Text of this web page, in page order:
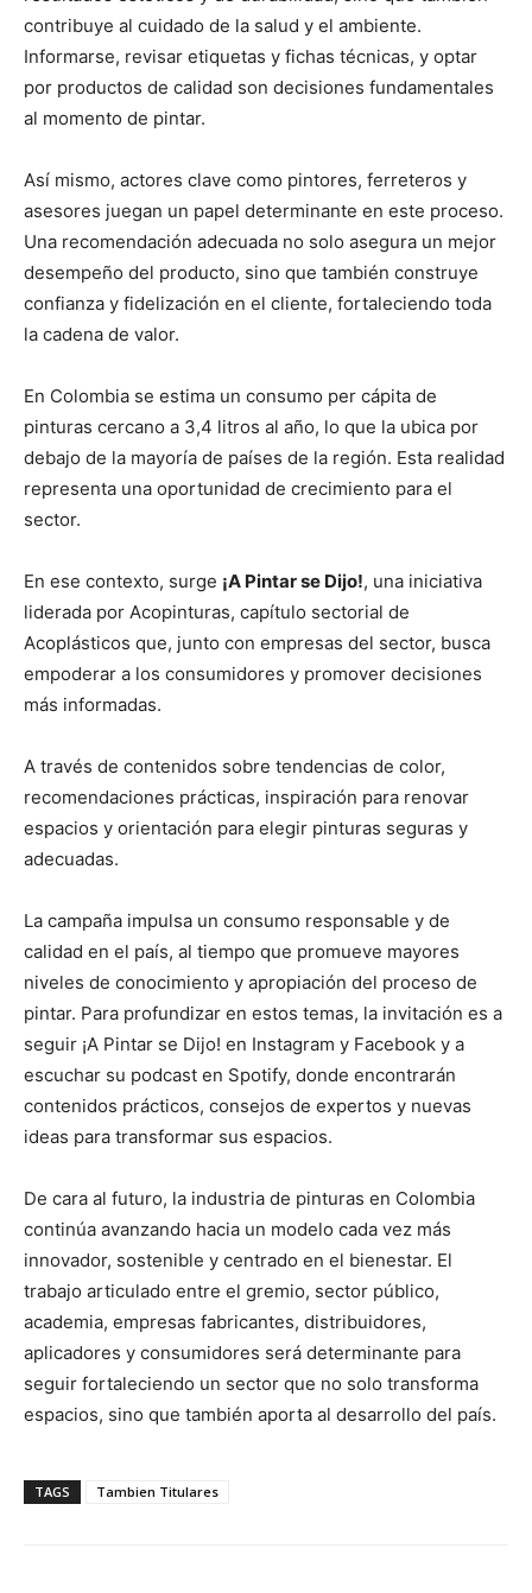
contribuye al cuidado de la salud y el ambiente.
Informarse, revisar etiquetas y fichas técnicas, y optar
por productos de calidad son decisiones fundamentales
al momento de pintar.
Así mismo, actores clave como pintores, ferreteros y
asesores juegan un papel determinante en este proceso.
Una recomendación adecuada no solo asegura un mejor
desempeño del producto, sino que también construye
confianza y fidelización en el cliente, fortaleciendo toda
la cadena de valor.
En Colombia se estima un consumo per cápita de
pinturas cercano a 3,4 litros al año, lo que la ubica por
debajo de la mayoría de países de la región. Esta realidad
representa una oportunidad de crecimiento para el
sector.
En ese contexto, surge ¡A Pintar se Dijo!, una iniciativa
liderada por Acopinturas, capítulo sectorial de
Acoplásticos que, junto con empresas del sector, busca
empoderar a los consumidores y promover decisiones
más informadas.
A través de contenidos sobre tendencias de color,
recomendaciones prácticas, inspiración para renovar
espacios y orientación para elegir pinturas seguras y
adecuadas.
La campaña impulsa un consumo responsable y de
calidad en el país, al tiempo que promueve mayores
niveles de conocimiento y apropiación del proceso de
pintar. Para profundizar en estos temas, la invitación es a
seguir ¡A Pintar se Dijo! en Instagram y Facebook y a
escuchar su podcast en Spotify, donde encontrarán
contenidos prácticos, consejos de expertos y nuevas
ideas para transformar sus espacios.
De cara al futuro, la industria de pinturas en Colombia
continúa avanzando hacia un modelo cada vez más
innovador, sostenible y centrado en el bienestar. El
trabajo articulado entre el gremio, sector público,
academia, empresas fabricantes, distribuidores,
aplicadores y consumidores será determinante para
seguir fortaleciendo un sector que no solo transforma
espacios, sino que también aporta al desarrollo del país.
TAGS Tambien Titulares